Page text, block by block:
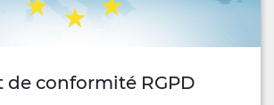
de conformité RGPD